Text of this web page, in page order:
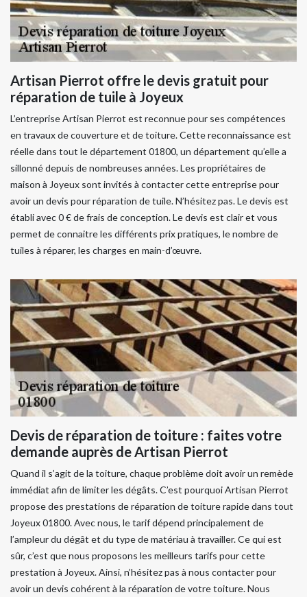
Artisan Pierrot offre le devis gratuit pour
réparation de tuile à Joyeux
L’entreprise Artisan Pierrot est reconnue pour ses compétences
en travaux de couverture et de toiture. Cette reconnaissance est
réelle dans tout le département 01800, un département qu’elle a
sillonné depuis de nombreuses années. Les propriétaires de
maison à Joyeux sont invités à contacter cette entreprise pour
avoir un devis pour réparation de tuile. N’hésitez pas. Le devis est
établi avec 0 € de frais de conception. Le devis est clair et vous
permet de connaitre les différents prix pratiques, le nombre de
tuiles à réparer, les charges en main-d’œuvre.
Devis de réparation de toiture : faites votre
demande auprès de Artisan Pierrot
Quand il s’agit de la toiture, chaque problème doit avoir un remède
immédiat afin de limiter les dégâts. C’est pourquoi Artisan Pierrot
propose des prestations de réparation de toiture rapide dans tout
Joyeux 01800. Avec nous, le tarif dépend principalement de
l’ampleur du dégât et du type de matériau à travailler. Ce qui est
sûr, c’est que nous proposons les meilleurs tarifs pour cette
prestation à Joyeux. Ainsi, n’hésitez pas à nous contacter pour
avoir un devis cohérent à la réparation de votre toiture. Nous